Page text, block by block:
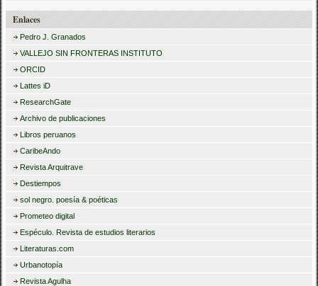
Enlaces
Pedro J. Granados
VALLEJO SIN FRONTERAS INSTITUTO
ORCID
Lattes iD
ResearchGate
Archivo de publicaciones
Libros peruanos
CaribeAndo
Revista Arquitrave
Destiempos
sol negro. poesía & poéticas
Prometeo digital
Espéculo. Revista de estudios literarios
Literaturas.com
Urbanotopía
Revista Agulha